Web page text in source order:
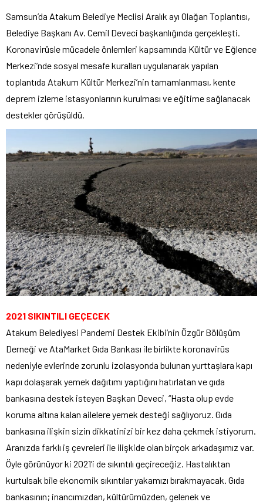
Samsun’da Atakum Belediye Meclisi Aralık ayı Olağan Toplantısı,
Belediye Başkanı Av. Cemil Deveci başkanlığında gerçekleşti.
Koronavirüsle mücadele önlemleri kapsamında Kültür ve Eğlence
Merkezi’nde sosyal mesafe kuralları uygulanarak yapılan
toplantıda Atakum Kültür Merkezi’nin tamamlanması, kente
deprem izleme istasyonlarının kurulması ve eğitime sağlanacak
destekler görüşüldü.
2021 SIKINTILI GEÇECEK
Atakum Belediyesi Pandemi Destek Ekibi’nin Özgür Bölüşüm
Derneği ve AtaMarket Gıda Bankası ile birlikte koronavirüs
nedeniyle evlerinde zorunlu izolasyonda bulunan yurttaşlara kapı
kapı dolaşarak yemek dağıtımı yaptığını hatırlatan ve gıda
bankasına destek isteyen Başkan Deveci, “Hasta olup evde
koruma altına kalan ailelere yemek desteği sağlıyoruz. Gıda
bankasına ilişkin sizin dikkatinizi bir kez daha çekmek istiyorum.
Aranızda farklı iş çevreleri ile ilişkide olan birçok arkadaşımız var.
Öyle görünüyor ki 2021’i de sıkıntılı geçireceğiz. Hastalıktan
kurtulsak bile ekonomik sıkıntılar yakamızı bırakmayacak. Gıda
bankasının; inancımızdan, kültürümüzden, gelenek ve